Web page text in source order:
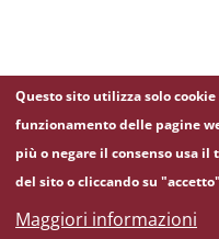
Questo sito utilizza solo
funzionamento delle pagine
più o negare il consenso usa
del sito o cliccando su
Maggiori informazioni